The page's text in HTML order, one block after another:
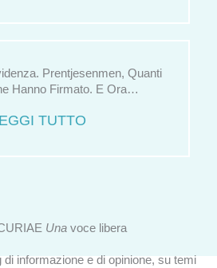
Prentjesenmen, Quanti
Hanno Firmato. E Ora…
TUTTO
Una voce libera
di informazione e di opinione, su temi